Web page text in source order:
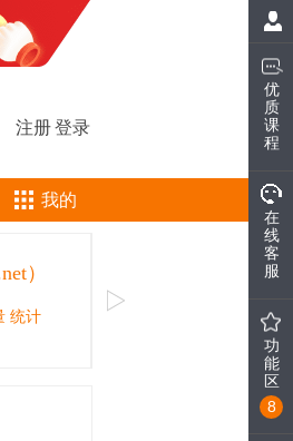
注册登录
我的
）
统计
CAIE人工智能工
人工智能领域的职业技能等
优
质
课
程
在
线
客
服
功
能
区
8